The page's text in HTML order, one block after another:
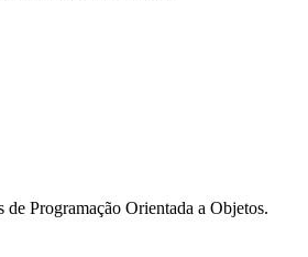
Programação Orientada a Objetos.